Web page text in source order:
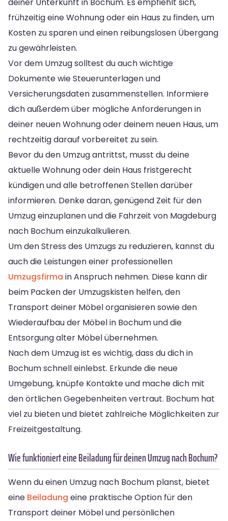
frühzeitig eine Wohnung oder ein Haus zu finden, um
Kosten zu sparen und einen reibungslosen Übergang
zu gewährleisten.
Vor dem Umzug solltest du auch wichtige
Dokumente wie Steuerunterlagen und
Versicherungsdaten zusammenstellen. Informiere
dich außerdem über mögliche Anforderungen in
deiner neuen Wohnung oder deinem neuen Haus, um
rechtzeitig darauf vorbereitet zu sein.
Bevor du den Umzug antrittst, musst du deine
aktuelle Wohnung oder dein Haus fristgerecht
kündigen und alle betroffenen Stellen darüber
informieren. Denke daran, genügend Zeit für den
Umzug einzuplanen und die Fahrzeit von Magdeburg
nach Bochum einzukalkulieren.
Um den Stress des Umzugs zu reduzieren, kannst du
auch die Leistungen einer professionellen
Umzugsfirma in Anspruch nehmen. Diese kann dir
beim Packen der Umzugskisten helfen, den
Transport deiner Möbel organisieren sowie den
Wiederaufbau der Möbel in Bochum und die
Entsorgung alter Möbel übernehmen.
Nach dem Umzug ist es wichtig, dass du dich in
Bochum schnell einlebst. Erkunde die neue
Umgebung, knüpfe Kontakte und mache dich mit
den örtlichen Gegebenheiten vertraut. Bochum hat
viel zu bieten und bietet zahlreiche Möglichkeiten zur
Freizeitgestaltung.
Wie funktioniert eine Beiladung für deinen Umzug nach Bochum?
Wenn du einen Umzug nach Bochum planst, bietet
eine Beiladung eine praktische Option für den
Transport deiner Möbel und persönlichen